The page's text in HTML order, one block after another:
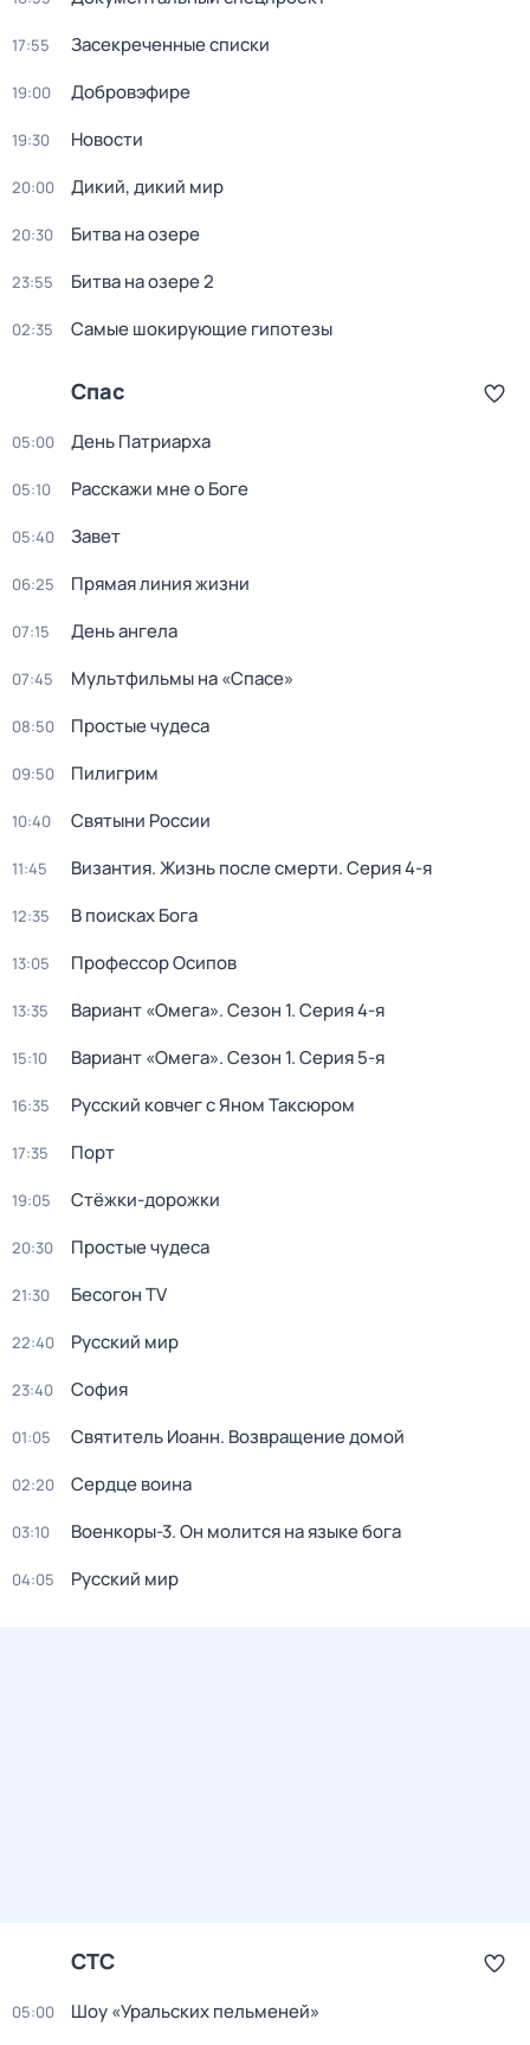
17:55 Заcекрeченные списки
19:00 Добровэфире
19:30 Новости
20:00 Дикий, дикий мир
20:30 Битва на озере
23:55 Битва на озере 2
02:35 Самые шoкиpующие гипотезы
Спас
05:00 День Патриарха
05:10 Расскажи мне о Боге
05:40 Завет
06:25 Прямая линия жизни
07:15 День ангела
07:45 Мультфильмы на «Спасе»
08:50 Простые чудеса
09:50 Пилигрим
10:40 Святыни России
11:45 Византия. Жизнь после смерти. Серия 4-я
12:35 В поисках Бога
13:05 Пpофессор Осипoв
13:35 Вариант «Омега». Сезон 1. Серия 4-я
15:10 Вариант «Омега». Сезон 1. Серия 5-я
16:35 Русский ковчег с Яном Таксюром
17:35 Порт
19:05 Стёжки-дорожки
20:30 Простые чудеса
21:30 Бесогон TV
22:40 Русский мир
23:40 София
01:05 Святитель Иоанн. Возвращение домой
02:20 Сердце воина
03:10 Военкоры-3. Он молится на языке бога
04:05 Русский мир
СТС
05:00 Шоу «Уральских пельменей»